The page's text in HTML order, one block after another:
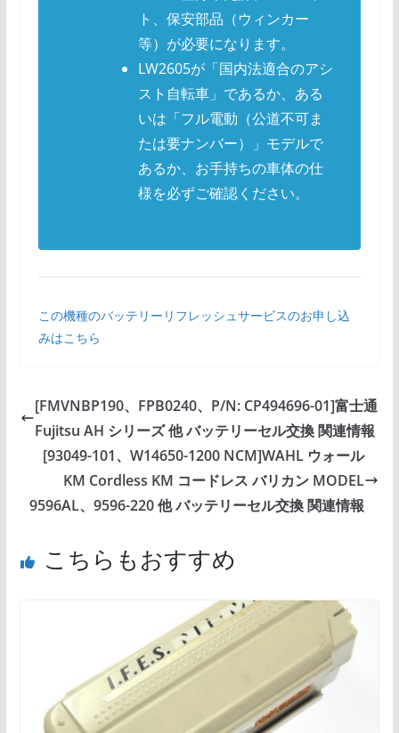
ト、保安部品（ウィンカー
等）が必要になります。
LW2605が「国内法適合のアシ
スト自転車」であるか、ある
いは「フル電動（公道不可ま
たは要ナンバー）」モデルで
あるか、お手持ちの車体の仕
様を必ずご確認ください。
この機種のバッテリーリフレッシュサービスのお申し込
みはこちら
[FMVNBP190、FPB0240、P/N: CP494696-01]富士通
Fujitsu AH シリーズ 他 バッテリーセル交換 関連情報
[93049-101、W14650-1200 NCM]WAHL ウォール
KM Cordless KM コードレス バリカン MODEL
9596AL、9596-220 他 バッテリーセル交換 関連情報
こちらもおすすめ